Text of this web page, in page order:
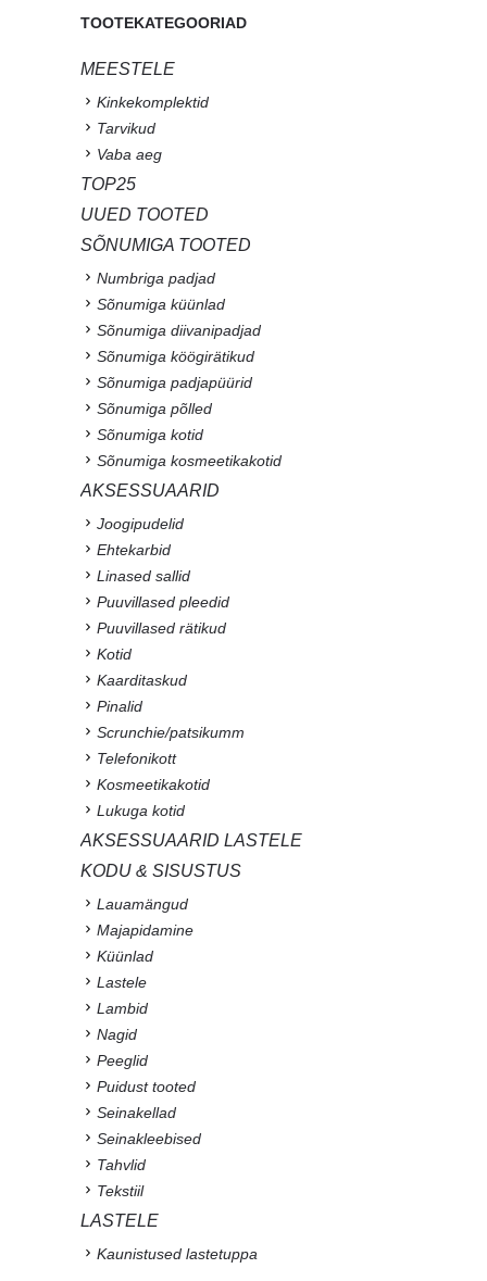
TOOTEKATEGOORIAD
MEESTELE
Kinkekomplektid
Tarvikud
Vaba aeg
TOP25
UUED TOOTED
SÕNUMIGA TOOTED
Numbriga padjad
Sõnumiga küünlad
Sõnumiga diivanipadjad
Sõnumiga köögirätikud
Sõnumiga padjapüürid
Sõnumiga põlled
Sõnumiga kotid
Sõnumiga kosmeetikakotid
AKSESSUAARID
Joogipudelid
Ehtekarbid
Linased sallid
Puuvillased pleedid
Puuvillased rätikud
Kotid
Kaarditaskud
Pinalid
Scrunchie/patsikumm
Telefonikott
Kosmeetikakotid
Lukuga kotid
AKSESSUAARID LASTELE
KODU & SISUSTUS
Lauamängud
Majapidamine
Küünlad
Lastele
Lambid
Nagid
Peeglid
Puidust tooted
Seinakellad
Seinakleebised
Tahvlid
Tekstiil
LASTELE
Kaunistused lastetuppa